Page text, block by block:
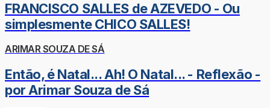
FRANCISCO SALLES de AZEVEDO - Ou
simplesmente CHICO SALLES!
ARIMAR SOUZA DE SÁ
Então, é Natal... Ah! O Natal... - Reflexão -
por Arimar Souza de Sá